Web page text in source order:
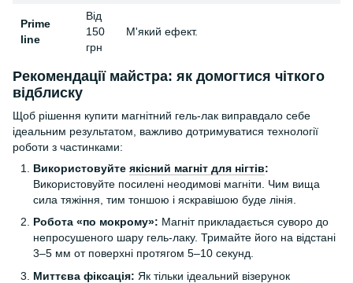
Prime
line
Від
150
грн
М'який ефект.
Рекомендації майстра: як домогтися чіткого
відблиску
Щоб рішення купити магнітний гель-лак виправдало себе
ідеальним результатом, важливо дотримуватися технології
роботи з частинками:
Використовуйте якісний магніт для нігтів:
Використовуйте посилені неодимові магніти. Чим вища
сила тяжіння, тим тоншою і яскравішою буде лінія.
Робота «по мокрому»: Магніт прикладається суворо до
непросушеного шару гель-лаку. Тримайте його на відстані
3–5 мм от поверхні протягом 5–10 секунд.
Миттєва фіксація: Як тільки ідеальний візерунок